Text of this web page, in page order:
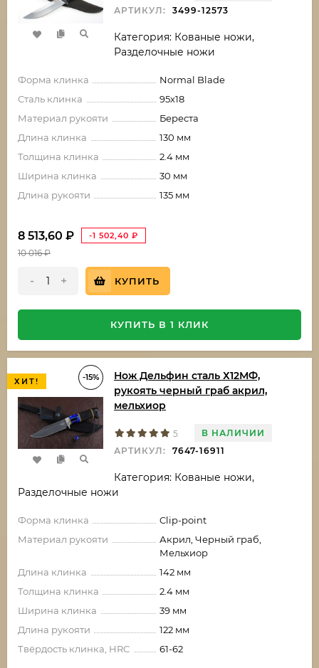
АРТИКУЛ:
3499-12573
Категория: Кованые ножи,
Разделочные ножи
Форма клинка
Normal Blade
Сталь клинка
95х18
Материал рукояти
Береста
Длина клинка
130 мм
Толщина клинка
2.4 мм
Ширина клинка
30 мм
Длина рукояти
135 мм
8 513,60 ₽ -1 502,40 ₽
10 016₽
- + КУПИТЬ
КУПИТЬ В 1 КЛИК
ХИТ! -15%
Нож Дельфин сталь Х12МФ,
рукоять черный граб акрил,
мельхиор
5
В НАЛИЧИИ
АРТИКУЛ:
7647-16911
Категория: Кованые ножи,
Разделочные ножи
Форма клинка
Clip-point
Материал рукояти
Акрил, Черный граб,
Мельхиор
Длина клинка
142 мм
Толщина клинка
2.4 мм
Ширина клинка
39 мм
Длина рукояти
122 мм
Твёрдость клинка, HRC
61-62